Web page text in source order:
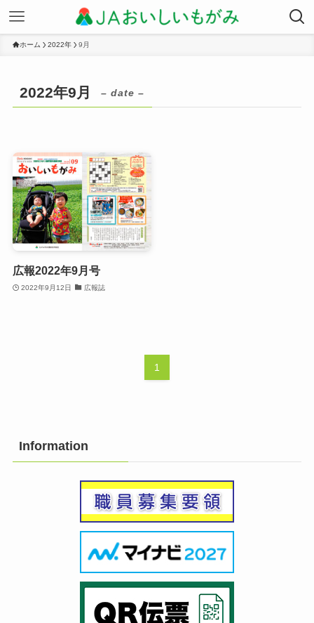
ホーム 2022年 9月
2022年9月 – date –
広報2022年9月号
2022年9月12日 広報誌
1
Information